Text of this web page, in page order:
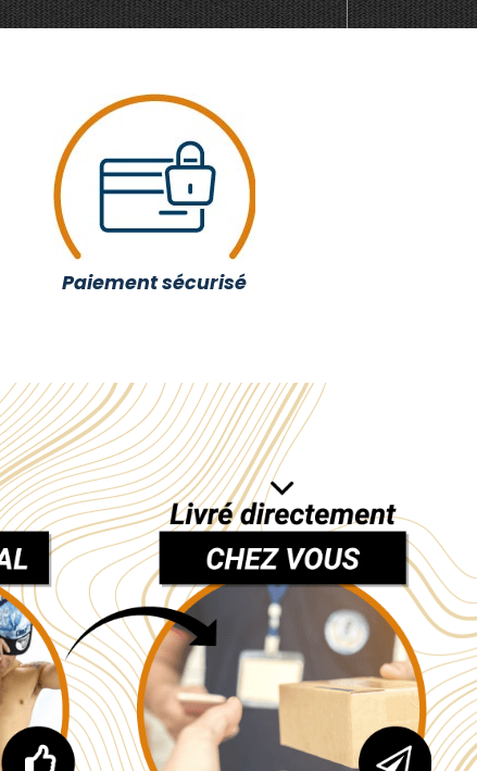
Paiement sécurisé